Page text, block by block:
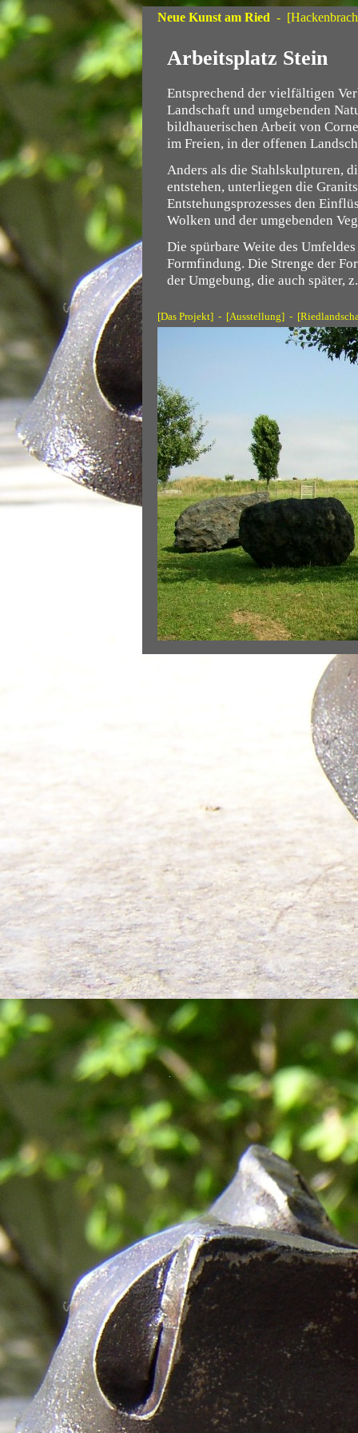
Neue Kunst am Ried -
Arbeitsplatz Stein
Entsprechend der vielfältigen
Landschaft und umgebenden
bildhauerischen Arbeit von
im Freien, in der offenen
Anders als die Stahlskulpturen,
entstehen, unterliegen die
Entstehungsprozesses den
Wolken und der umgebenden
Die spürbare Weite des
Formfindung. Die Strenge der
der Umgebung, die auch später,
[Das Projekt]- [Ausstellung]-